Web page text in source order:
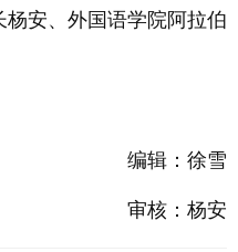
安、外国语学院阿拉伯
编辑：徐雪
审核：杨安